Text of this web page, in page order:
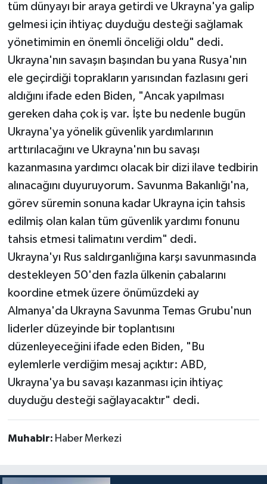
tüm dünyayı bir araya getirdi ve Ukrayna'ya galip
gelmesi için ihtiyaç duyduğu desteği sağlamak
yönetimimin en önemli önceliği oldu" dedi.
Ukrayna'nın savaşın başından bu yana Rusya'nın
ele geçirdiği toprakların yarısından fazlasını geri
aldığını ifade eden Biden, "Ancak yapılması
gereken daha çok iş var. İşte bu nedenle bugün
Ukrayna'ya yönelik güvenlik yardımlarının
arttırılacağını ve Ukrayna'nın bu savaşı
kazanmasına yardımcı olacak bir dizi ilave tedbirin
alınacağını duyuruyorum. Savunma Bakanlığı'na,
görev süremin sonuna kadar Ukrayna için tahsis
edilmiş olan kalan tüm güvenlik yardımı fonunu
tahsis etmesi talimatını verdim" dedi.
Ukrayna'yı Rus saldırganlığına karşı savunmasında
destekleyen 50'den fazla ülkenin çabalarını
koordine etmek üzere önümüzdeki ay
Almanya'da Ukrayna Savunma Temas Grubu'nun
liderler düzeyinde bir toplantısını
düzenleyeceğini ifade eden Biden, "Bu
eylemlerle verdiğim mesaj açıktır: ABD,
Ukrayna'ya bu savaşı kazanması için ihtiyaç
duyduğu desteği sağlayacaktır" dedi.
Muhabir: Haber Merkezi